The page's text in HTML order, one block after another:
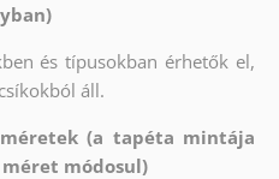
és típusokban érhetők el,
áll.
(a tapéta mintája
módosul)